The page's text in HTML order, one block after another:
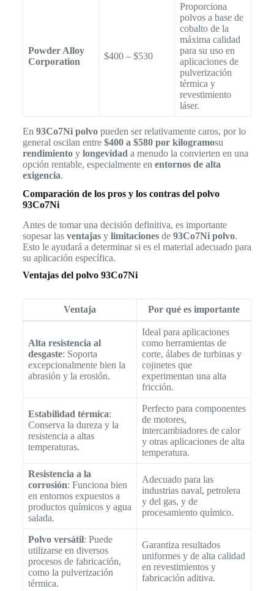
Powder Alloy
Corporation
$400 – $530
Proporciona
polvos a base de
cobalto de la
máxima calidad
para su uso en
aplicaciones de
pulverización
térmica y
revestimiento
láser.
En 93Co7Ni polvopueden ser relativamente caros, por lo
general oscilan entre $400 a $580 por kilogramosu
rendimientoy longevidad a menudo la convierten en una
opción rentable, especialmente en entornos de alta
exigencia.
Comparación de los pros y los contras del polvo
93Co7Ni
Antes de tomar una decisión definitiva, es importante
sopesar las ventajasy limitacionesde 93Co7Ni polvo.
Esto le ayudará a determinar si es el material adecuado para
su aplicación específica.
Ventajas del polvo 93Co7Ni
Ventaja Por qué es importante
Alta resistencia al
desgaste: Soporta
excepcionalmente bien la
abrasión y la erosión.
Ideal para aplicaciones
como herramientas de
corte, álabes de turbinas y
cojinetes que
experimentan una alta
fricción.
Estabilidad térmica:
Conserva la dureza y la
resistencia a altas
temperaturas.
Perfecto para componentes
de motores,
intercambiadores de calor
y otras aplicaciones de alta
temperatura.
Resistencia a la
corrosión: Funciona bien
en entornos expuestos a
productos químicos y agua
salada.
Adecuado para las
industrias naval, petrolera
y del gas, y de
procesamiento químico.
Polvo versátil: Puede
utilizarse en diversos
procesos de fabricación,
como la pulverización
térmica.
Garantiza resultados
uniformes y de alta calidad
en revestimientos y
fabricación aditiva.